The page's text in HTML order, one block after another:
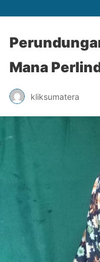
Mana
kliksumatera